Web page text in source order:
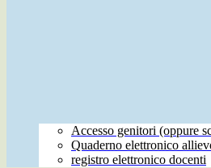
Accesso genitori (oppure
Quaderno elettronico
registro elettronico docenti